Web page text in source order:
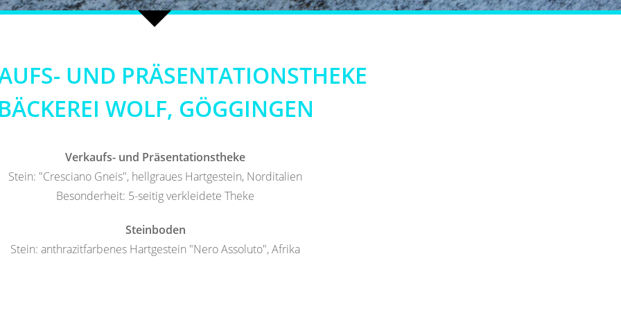
UND PRÄSENTATIONSTHEKE
WOLF, GÖGGINGEN
Verkaufs- und Präsentationstheke
Stein: "Cresciano Gneis", hellgraues Hartgestein, Norditalien
Besonderheit: 5-seitig verkleidete Theke
Steinboden
Stein: anthrazitfarbenes Hartgestein "Nero Assoluto", Afrika